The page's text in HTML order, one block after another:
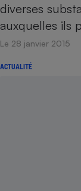
diverses
auxquelles ils
Le 28 janvier 2015
ACTUALITÉ